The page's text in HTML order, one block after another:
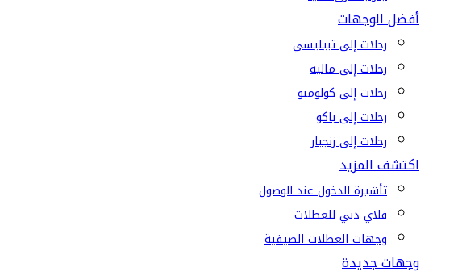
أفضل الوجهات
رحلات إلى تبيليسي
رحلات إلى ماليه
رحلات إلى كولومبو
رحلات إلى باكو
رحلات إلى زنجبار
اكتشف المزيد
تأشيرة الدخول عند الوصول
فلاي دبي للعطلات
وجهات العطلات الصيفية
وجهات جديدة